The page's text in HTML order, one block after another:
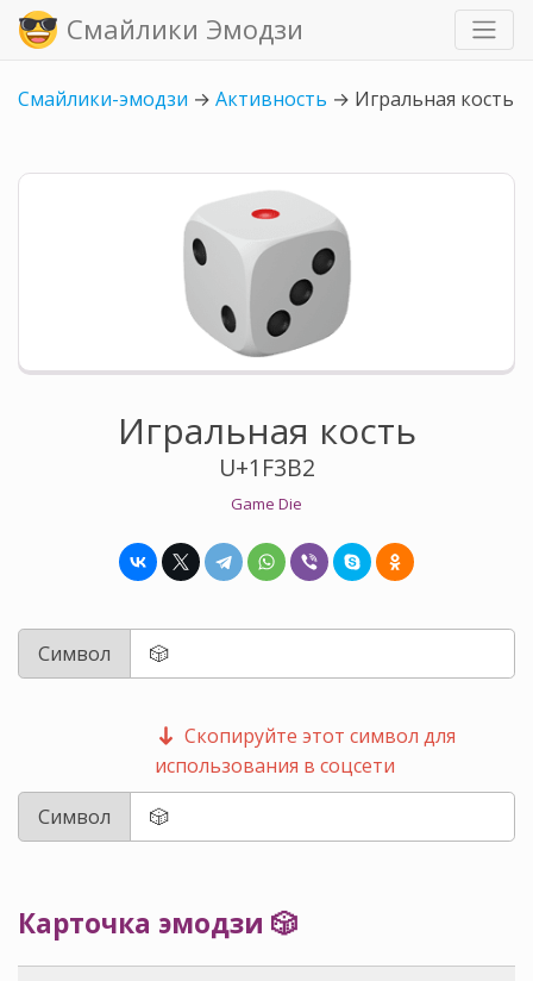
Смайлики Эмодзи
Смайлики-эмодзи → Активность → Игральная кость
Игральная кость
U+1F3B2
Game Die
Символ
Скопируйте этот символ для
использования в соцсети
Символ
Карточка эмодзи 🎲